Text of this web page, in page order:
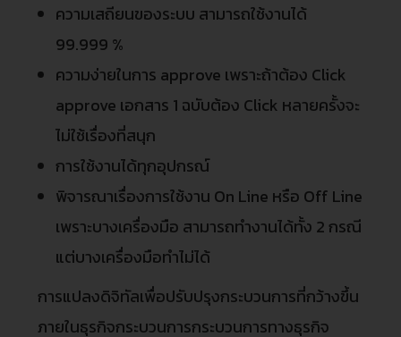
ความเสถียนของระบบ สามารถใช้งานได้
99.999 %
ความง่ายในการ approve เพราะถ้าต้อง Click
approve เอกสาร 1 ฉบับต้อง Click หลายครั้งจะ
ไม่ใช้เรื่องที่สนุก
การใช้งานได้ทุกอุปกรณ์
พิจารณาเรื่องการใช้งาน On Line หรือ Off Line
เพราะบางเครื่องมือ สามารถทำงานได้ทั้ง 2 กรณี
แต่บางเครื่องมือทำไม่ได้
การแปลงดิจิทัลเพื่อปรับปรุงกระบวนการที่กว้างขึ้น
ภายในธุรกิจกระบวนการกระบวนการทางธุรกิจ